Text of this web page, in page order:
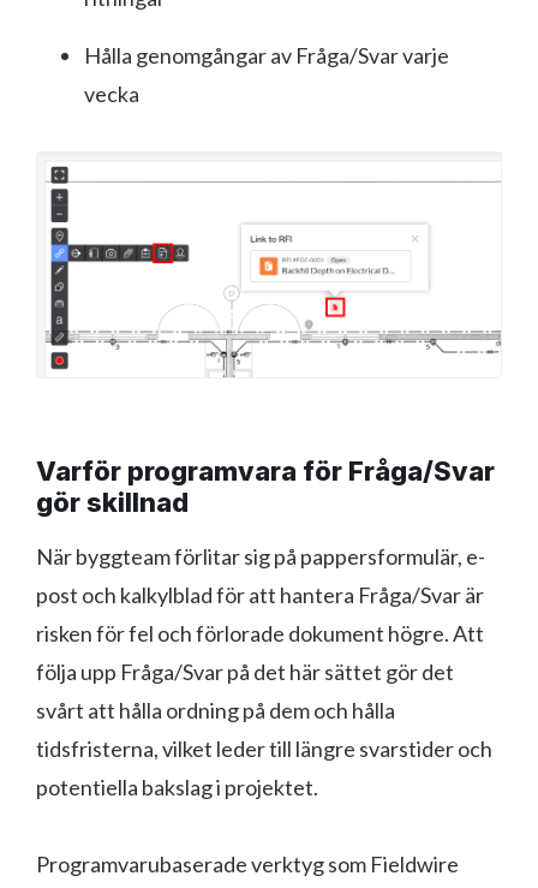
Hålla genomgångar av Fråga/Svar varje
vecka
Varför programvara för Fråga/Svar
gör skillnad
När byggteam förlitar sig på pappersformulär, e-
post och kalkylblad för att hantera Fråga/Svar är
risken för fel och förlorade dokument högre. Att
följa upp Fråga/Svar på det här sättet gör det
svårt att hålla ordning på dem och hålla
tidsfristerna, vilket leder till längre svarstider och
potentiella bakslag i projektet.
Programvarubaserade verktyg som Fieldwire